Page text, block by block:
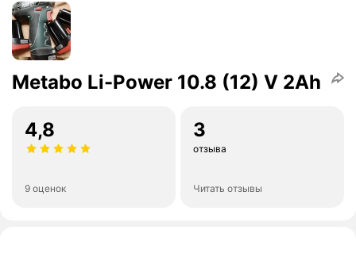
Metabo Li-Power 10.8 (12) V 2Ah
4,8
9 оценок
3
отзыва
Читать отзывы